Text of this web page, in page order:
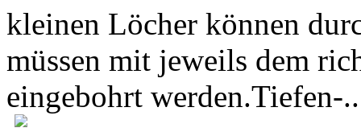
kleinen Löcher können
müssen mit jeweils dem
eingebohrt werden.Tiefen-